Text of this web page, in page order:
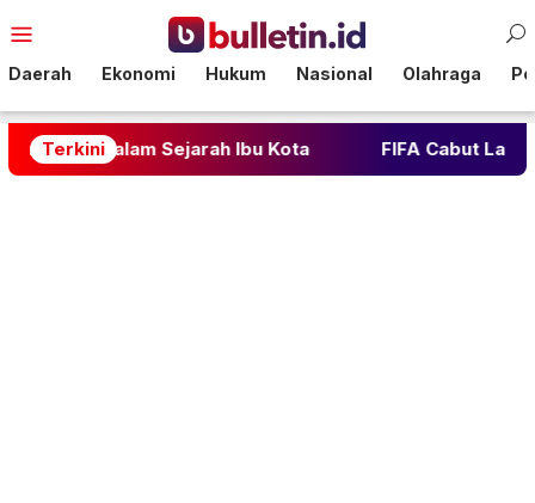
ke
Mobile
Daerah Ekonomi Hukum Nasional Olahraga
Terkini
Sejarah Ibu Kota FIFA Cabut Larangan